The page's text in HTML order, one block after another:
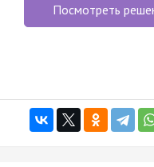
Посмотреть